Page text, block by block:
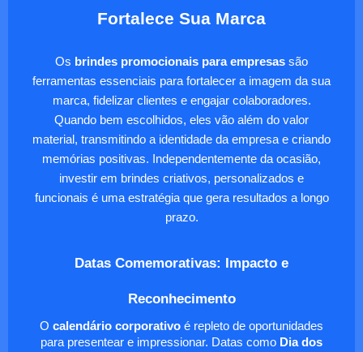
Fortalece Sua Marca
Os brindes promocionais para empresas são
ferramentas essenciais para fortalecer a imagem da sua
marca, fidelizar clientes e engajar colaboradores.
Quando bem escolhidos, eles vão além do valor
material, transmitindo a identidade da empresa e criando
memórias positivas. Independentemente da ocasião,
investir em brindes criativos, personalizados e
funcionais é uma estratégia que gera resultados a longo
prazo.
Datas Comemorativas: Impacto e
Reconhecimento
O calendário corporativo é repleto de oportunidades
para presentear e impressionar. Datas como Dia dos